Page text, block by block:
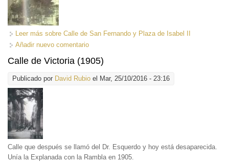
Leer más sobre Calle de San Fernando y Plaza de Isabel II
Añadir nuevo comentario
Calle de Victoria (1905)
Publicado por David Rubio el Mar, 25/10/2016 - 23:16
Calle que después se llamó del Dr. Esquerdo y hoy está desaparecida.
Unía la Explanada con la Rambla en 1905.